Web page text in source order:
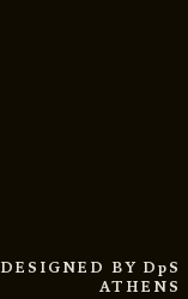
DESIGNED BY DpS
ATHENS